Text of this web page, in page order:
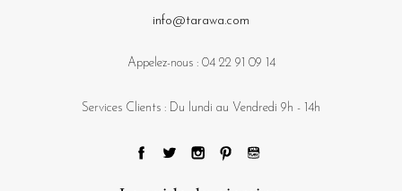
info@tarawa.com
Appelez-nous : 04 22 91 09 14
Services Clients : Du lundi au Vendredi 9h - 14h